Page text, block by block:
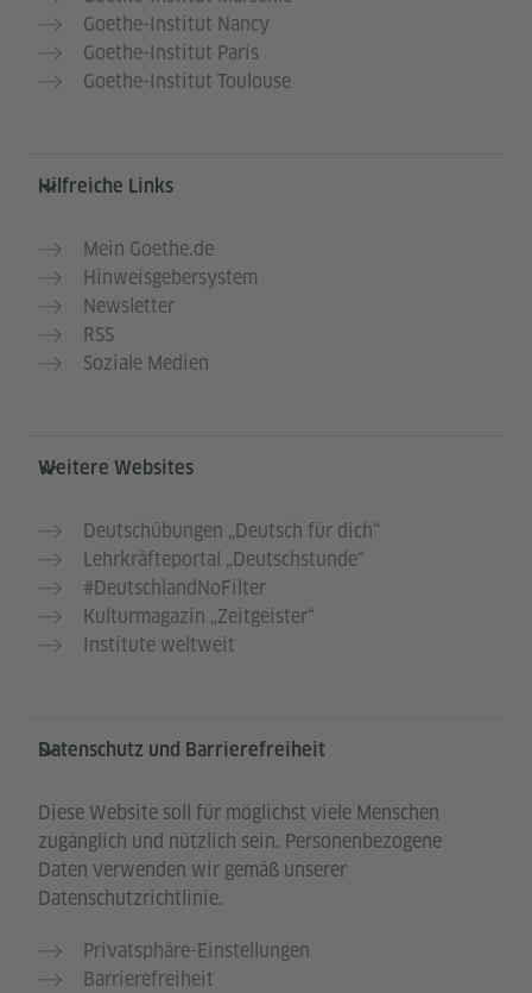
Goethe-Institut Nancy
Goethe-Institut Paris
Goethe-Institut Toulouse
Hilfreiche Links
Mein Goethe.de
Hinweisgebersystem
Newsletter
RSS
Soziale Medien
Weitere Websites
Deutschübungen „Deutsch für dich“
Lehrkräfteportal „Deutschstunde“
#DeutschlandNoFilter
Kulturmagazin „Zeitgeister“
Institute weltweit
Datenschutz und Barrierefreiheit
Diese Website soll für möglichst viele Menschen
zugänglich und nützlich sein. Personenbezogene
Daten verwenden wir gemäß unserer
Datenschutzrichtlinie.
Privatsphäre-Einstellungen
Barrierefreiheit